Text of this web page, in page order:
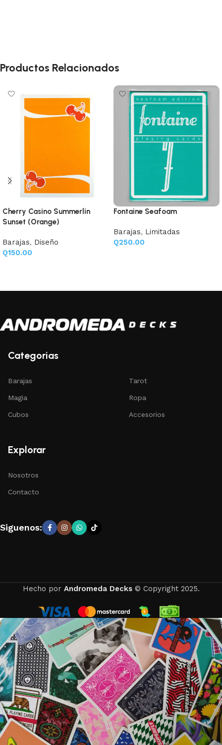
Productos Relacionados
Cherry Casino Summerlin
Sunset (Orange)
Barajas, Diseño
Q150.00
Fontaine Seafoam
Barajas, Limitadas
Q250.00
Categorias
Barajas
Magia
Cubos
Tarot
Ropa
Accesorios
Explorar
Nosotros
Contacto
Siguenos:
Hecho por Andromeda Decks© Copyright 2025.